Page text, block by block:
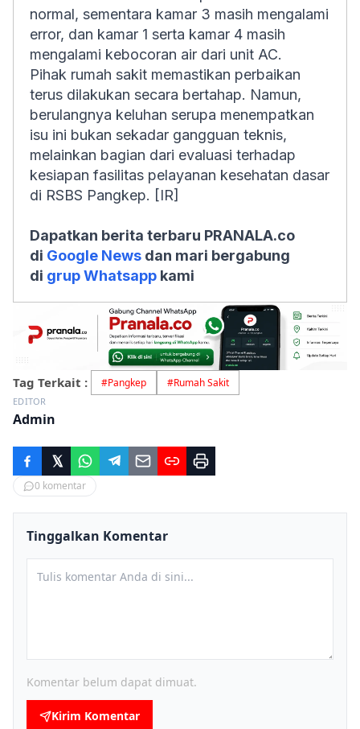
normal, sementara kamar 3 masih mengalami
error, dan kamar 1 serta kamar 4 masih
mengalami kebocoran air dari unit AC.
Pihak rumah sakit memastikan perbaikan
terus dilakukan secara bertahap. Namun,
berulangnya keluhan serupa menempatkan
isu ini bukan sekadar gangguan teknis,
melainkan bagian dari evaluasi terhadap
kesiapan fasilitas pelayanan kesehatan dasar
di RSBS Pangkep. [IR]
Dapatkan berita terbaru PRANALA.co
di Google News dan mari bergabung
di grup Whatsapp kami
Tag Terkait : #Pangkep #Rumah Sakit
EDITOR
Admin
0 komentar
Tinggalkan Komentar
Komentar belum dapat dimuat.
Kirim Komentar